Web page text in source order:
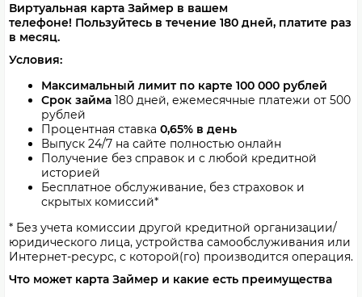
Виртуальная карта Займер в вашем
телефоне! Пользуйтесь в течение 180 дней, платите раз
в месяц.
Условия:
Максимальный лимит по карте 100 000 рублей
Срок займа 180 дней, ежемесячные платежи от 500
рублей
Процентная ставка 0,65% в день
Выпуск 24/7 на сайте полностью онлайн
Получение без справок и с любой кредитной
историей
Бесплатное обслуживание, без страховок и
скрытых комиссий*
* Без учета комиссии другой кредитной организации/
юридического лица, устройства самообслуживания или
Интернет-ресурс, с которой(го) производится операция.
Что может карта Займер и какие есть преимущества